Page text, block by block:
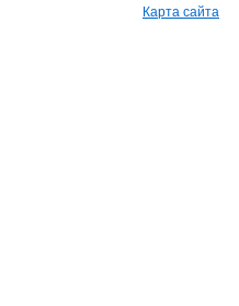
Карта сайта